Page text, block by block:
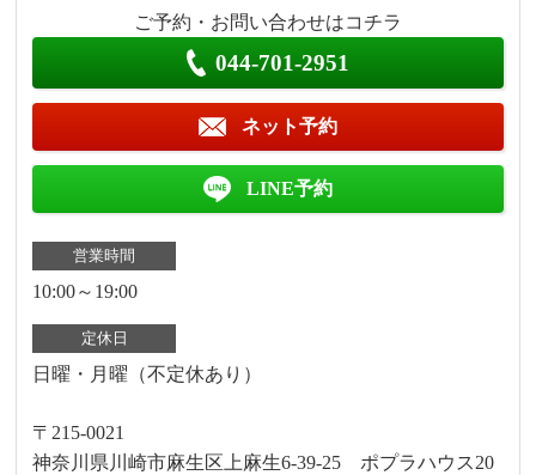
ご予約・お問い合わせはコチラ
044-701-2951
ネット予約
LINE予約
営業時間
10:00～19:00
定休日
日曜・月曜（不定休あり）
〒215-0021
神奈川県川崎市麻生区上麻生6-39-25 ポプラハウス20